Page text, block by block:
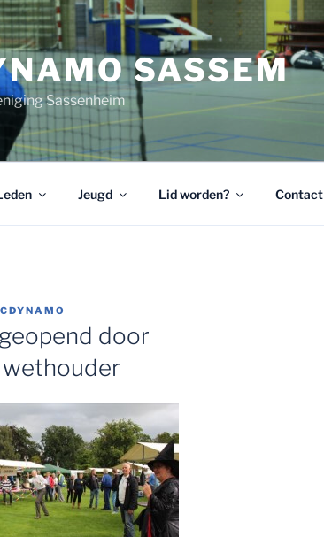
SASSEM
Sassenheim
Jeugd Lid worden? Contact
door